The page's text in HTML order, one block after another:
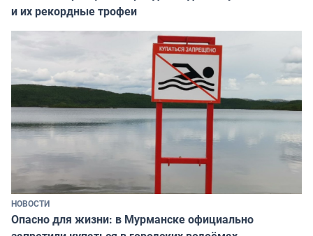
и их рекордные трофеи
НОВОСТИ
Опасно для жизни: в Мурманске официально